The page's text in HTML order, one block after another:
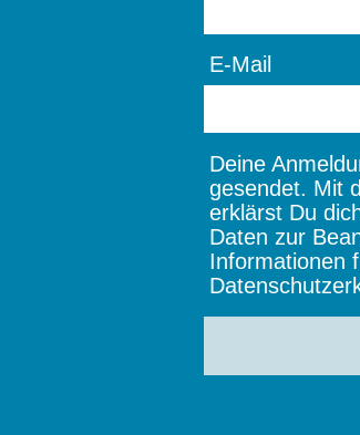
E-Mail
Deine
gesendet. Mit
erklärst Du
Daten zur
Informationen